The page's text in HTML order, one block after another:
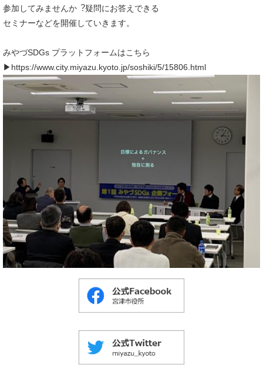
参加してみませんか︖疑問にお答えできる
セミナーなどを開催していきます。
みやづSDGs プラットフォームはこちら
▶https://www.city.miyazu.kyoto.jp/soshiki/5/15806.html​